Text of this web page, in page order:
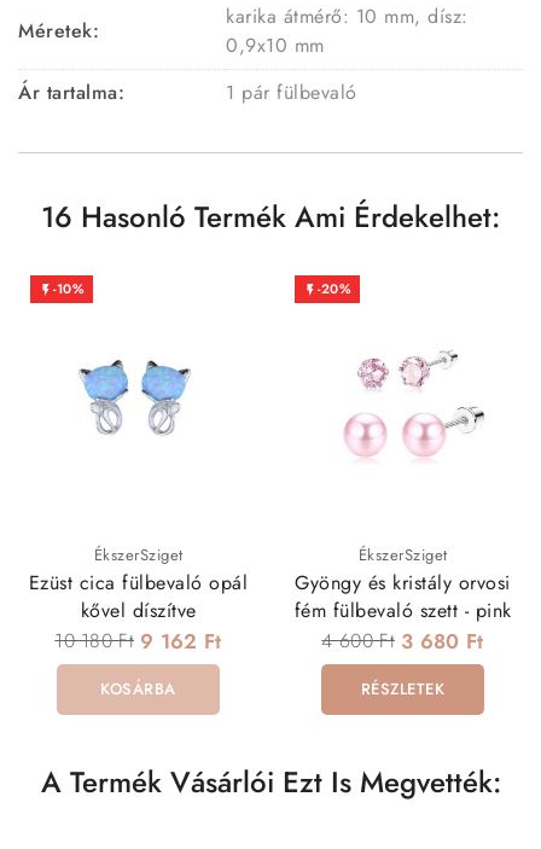
Méretek:
karika átmérő: 10 mm, dísz:
0,9x10 mm
Ár tartalma:
1 pár fülbevaló
16 Hasonló Termék Ami Érdekelhet:
 -10%
ÉkszerSziget
Ezüst cica fülbevaló opál
kővel díszítve
10 180 Ft 9 162 Ft
KOSÁRBA
 -20%
ÉkszerSziget
Gyöngy és kristály orvosi
fém fülbevaló szett - pink
4 600 Ft 3 680 Ft
RÉSZLETEK
A Termék Vásárlói Ezt Is Megvették: